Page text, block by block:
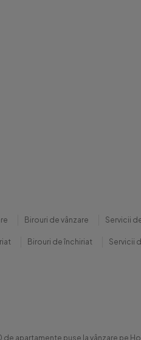
Birouri de vânzare Servicii
Birouri de închiriat Servicii
apartamente puse la vânzare pe